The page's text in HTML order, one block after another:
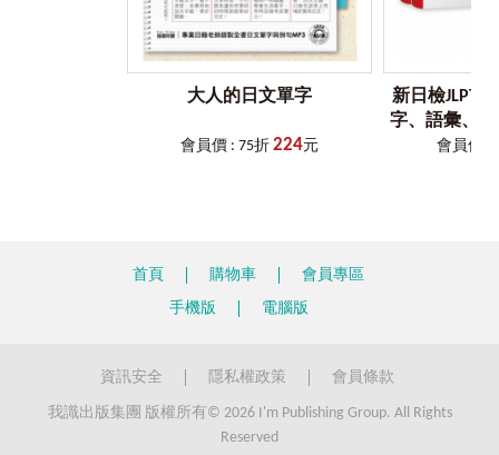
掌握關鍵：必考單字高效攻略
容，首先，從必考單字帶出衍生字、同義字、反義字，擴展
單字量。再透過相似字或類似用法的解析，解決學習者的疑
惑，最後搭配日檢滿分王的應考叮嚀，提醒容易失分的陷
調。在準備考試的時候，還可以嘗試不看書，只使用Youtor
App（內含VRP虛擬點讀筆）聽音檔，進行影子跟讀法，讓耳
※本書不提供光碟及音檔下載。
※音檔可離線聽取。
大人的日文單字
會員價 : 75折 224元
新日檢JLPT
字、語彙、
一次到位 （
會員價 :
首頁 購物車
會員專區
手機版
電腦版
資訊安全 隱私權政策 會員條款
我識出版集團 版權所有© 2026 I'm Publishing Group. All Rights
Reserved